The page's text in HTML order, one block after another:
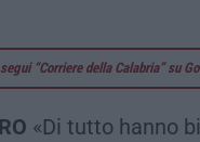
“Corriere della Calabria” su
«Di tutto hanno